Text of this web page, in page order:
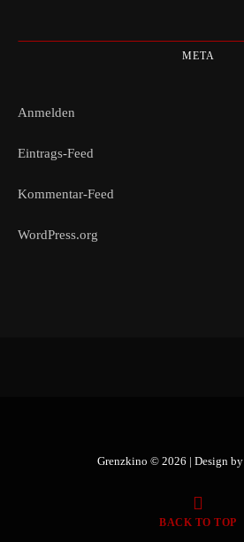
META
Anmelden
Eintrags-Feed
Kommentar-Feed
WordPress.org
Grenzkino © 2026 | Design by
BACK TO TOP